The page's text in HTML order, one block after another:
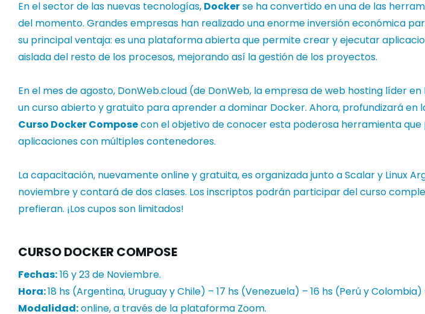
En el sector de las nuevas tecnologías, Dockerse ha convertido en una de las
del momento. Grandes empresas han realizado una enorme inversión económica
su principal ventaja: es una plataforma abierta que permite crear y ejecutar
aislada del resto de los procesos, mejorando así la gestión de los proyectos.
En el mes de agosto, DonWeb.cloud (de DonWeb, la empresa de web hosting líder
un curso abierto y gratuito para aprender a dominar Docker. Ahora, profundizará en
Curso Docker Composecon el objetivo de conocer esta poderosa herramienta
aplicaciones con múltiples contenedores.
La capacitación, nuevamente online y gratuita, es organizada junto aScalar y Linux
noviembre y contará de dos clases. Los inscriptos podrán participar del curso
prefieran. ¡Los cupos son limitados!
CURSO DOCKER COMPOSE
Fechas:16 y 23 de Noviembre.
Hora:18 hs (Argentina, Uruguay y Chile) – 17 hs (Venezuela) – 16 hs (Perú y Colombia)
Modalidad:online, a través de la plataforma Zoom.